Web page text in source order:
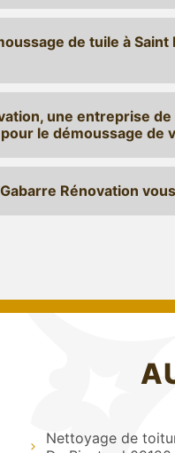
de tuile à Saint
une entreprise
le démoussage de
Rénovation
Nettoyage de